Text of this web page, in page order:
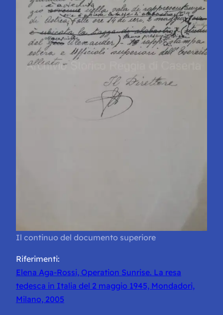
Il continuo del documento superiore
Riferimenti:
Elena Aga-Rossi, Operation Sunrise. La resa
tedesca in Italia del 2 maggio 1945, Mondadori,
Milano, 2005